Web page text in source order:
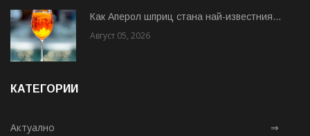
Как Аперол шприц стана най-известния...
Август 05, 2026
КАТЕГОРИИ
Актуално ⇒